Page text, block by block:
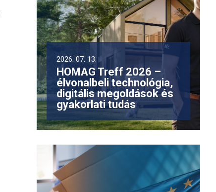
2026. 07. 13.
HOMAG Treff 2026 –
élvonalbeli technológia,
digitális megoldások és
gyakorlati tudás